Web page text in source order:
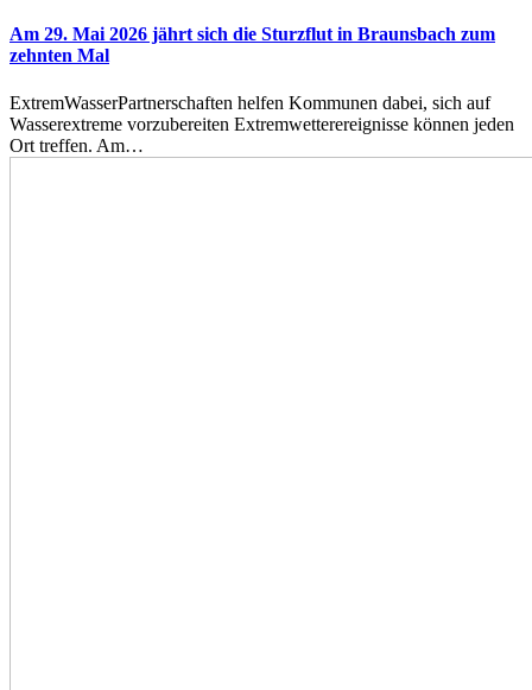
Am 29. Mai 2026 jährt sich die Sturzflut in Braunsbach zum
zehnten Mal
ExtremWasserPartnerschaften helfen Kommunen dabei, sich auf
Wasserextreme vorzubereiten Extremwetterereignisse können jeden
Ort treffen. Am…